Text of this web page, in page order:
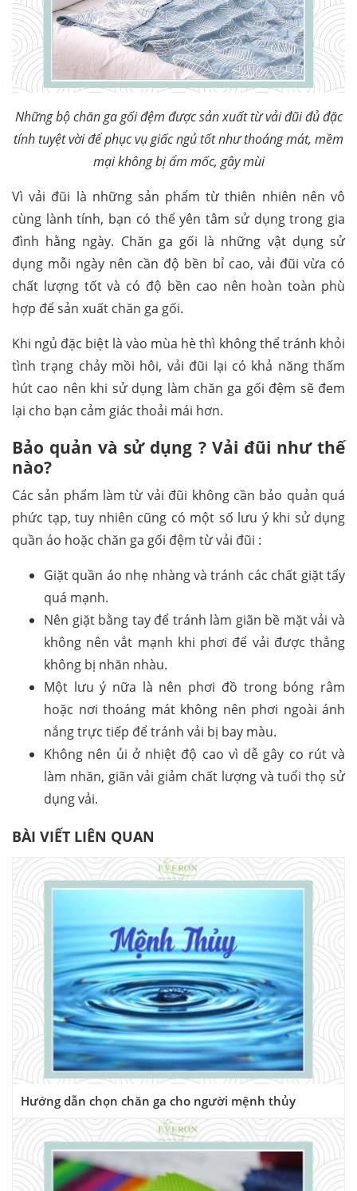
Những bộ chăn ga gối đệm được sản xuất từ vải đũi đủ đặc
tính tuyệt vời để phục vụ giấc ngủ tốt như thoáng mát, mềm
mại không bị ẩm mốc, gây mùi
Vì vải đũi là những sản phẩm từ thiên nhiên nên vô
cùng lành tính, bạn có thể yên tâm sử dụng trong gia
đình hằng ngày. Chăn ga gối là những vật dụng sử
dụng mỗi ngày nên cần độ bền bỉ cao, vải đũi vừa có
chất lượng tốt và có độ bền cao nên hoàn toàn phù
hợp để sản xuất chăn ga gối.
Khi ngủ đặc biệt là vào mùa hè thì không thể tránh khỏi
tình trạng chảy mồi hôi, vải đũi lại có khả năng thấm
hút cao nên khi sử dụng làm chăn ga gối đệm sẽ đem
lại cho bạn cảm giác thoải mái hơn.
Bảo quản và sử dụng ? Vải đũi như thế
nào?
Các sản phẩm làm từ vải đũi không cần bảo quản quá
phức tạp, tuy nhiên cũng có một số lưu ý khi sử dụng
quần áo hoặc chăn ga gối đệm từ vải đũi :
Giặt quần áo nhẹ nhàng và tránh các chất giặt tẩy
quá mạnh.
Nên giặt bằng tay để tránh làm giãn bề mặt vải và
không nên vắt mạnh khi phơi để vải được thẳng
không bị nhăn nhàu.
Một lưu ý nữa là nên phơi đồ trong bóng râm
hoặc nơi thoáng mát không nên phơi ngoài ánh
nắng trực tiếp để tránh vải bị bay màu.
Không nên ủi ở nhiệt độ cao vì dễ gây co rút và
làm nhăn, giãn vải giảm chất lượng và tuổi thọ sử
dụng vải.
BÀI VIẾT LIÊN QUAN
Hướng dẫn chọn chăn ga cho người mệnh thủy